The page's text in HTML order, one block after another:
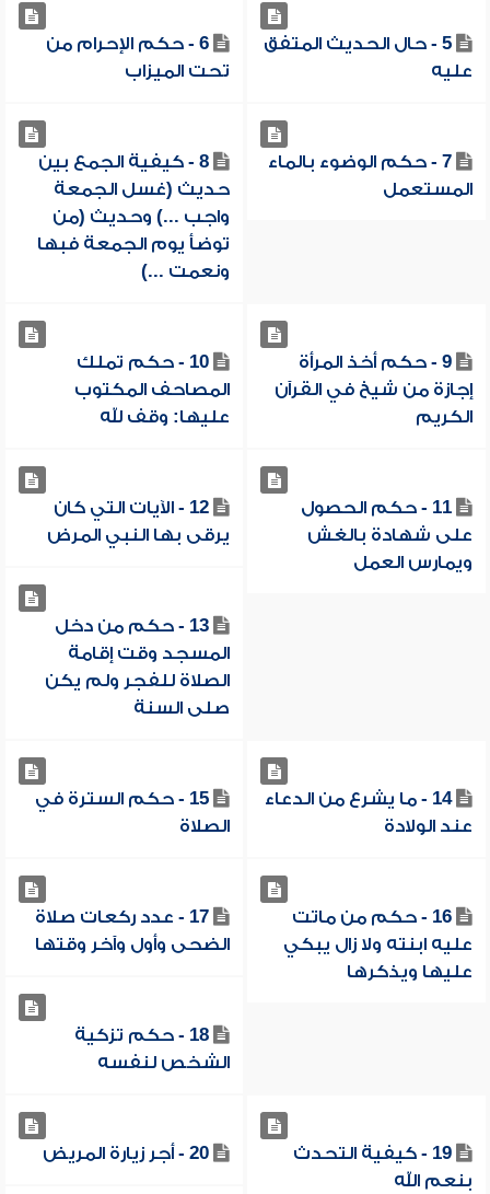
5 - حال الحديث المتفق
عليه
6 - حكم الإحرام من
تحت الميزاب
7 - حكم الوضوء بالماء
المستعمل
8 - كيفية الجمع بين
حديث (غسل الجمعة
واجب ...) وحديث (من
توضأ يوم الجمعة فبها
ونعمت ...)
9 - حكم أخذ المرأة
إجازة من شيخ في القرآن
الكريم
10 - حكم تملك
المصاحف المكتوب
عليها: وقف لله
11 - حكم الحصول
على شهادة بالغش
ويمارس العمل
12 - الآيات التي كان
يرقى بها النبي المرض
13 - حكم من دخل
المسجد وقت إقامة
الصلاة للفجر ولم يكن
صلى السنة
14 - ما يشرع من الدعاء
عند الولادة
15 - حكم السترة في
الصلاة
16 - حكم من ماتت
عليه ابنته ولا زال يبكي
عليها ويذكرها
17 - عدد ركعات صلاة
الضحى وأول وآخر وقتها
18 - حكم تزكية
الشخص لنفسه
19 - كيفية التحدث
بنعم الله
20 - أجر زيارة المريض